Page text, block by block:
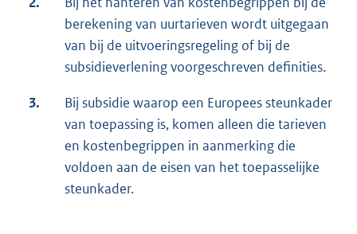
berekening van uurtarieven wordt uitgegaan
van bij de uitvoeringsregeling of bij de
subsidieverlening voorgeschreven definities.
3.
Bij subsidie waarop een Europees steunkader
van toepassing is, komen alleen die tarieven
en kostenbegrippen in aanmerking die
voldoen aan de eisen van het toepasselijke
steunkader.